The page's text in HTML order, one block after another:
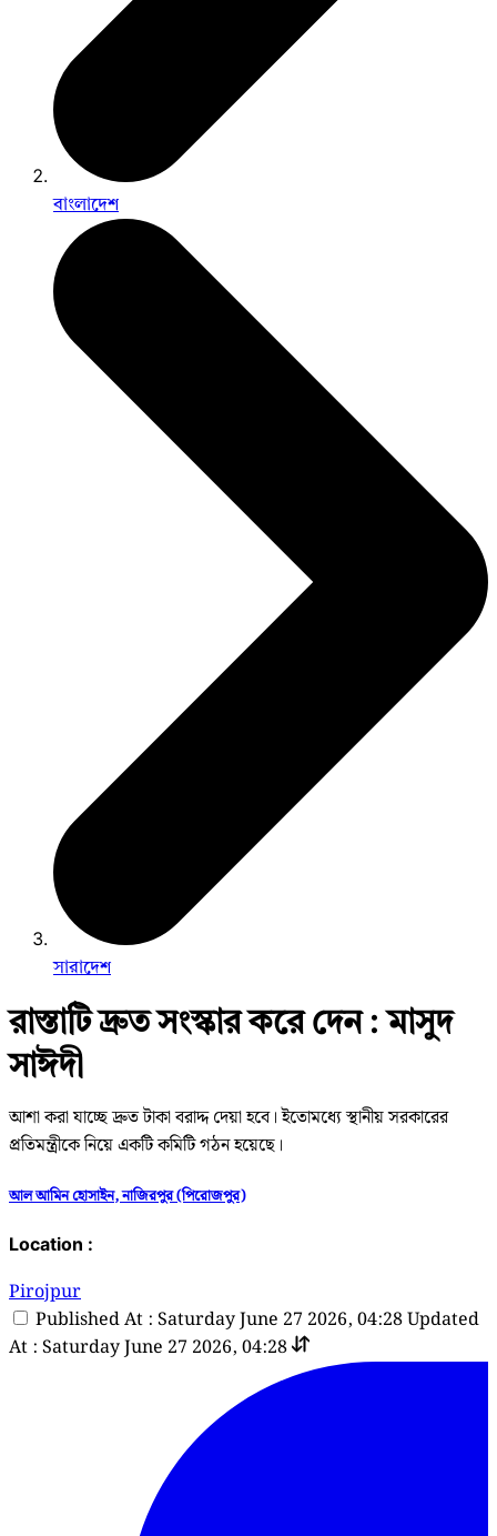
বাংলাদেশ
সারাদেশ
রাস্তাটি দ্রুত সংস্কার করে দেন : মাসুদ
সাঈদী
আশা করা যাচ্ছে দ্রুত টাকা বরাদ্দ দেয়া হবে। ইতোমধ্যে স্থানীয় সরকারের
প্রতিমন্ত্রীকে নিয়ে একটি কমিটি গঠন হয়েছে।
আল আমিন হোসাইন, নাজিরপুর (পিরোজপুর)
Location :
Pirojpur
Published At : Saturday June 27 2026, 04:28Updated
At : Saturday June 27 2026, 04:28